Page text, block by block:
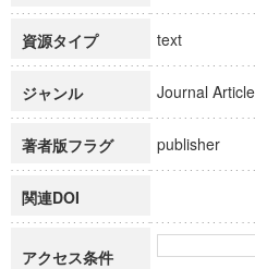
資源タイプ text
ジャンル Journal
著者版フラグ publisher
関連DOI
アクセス条件